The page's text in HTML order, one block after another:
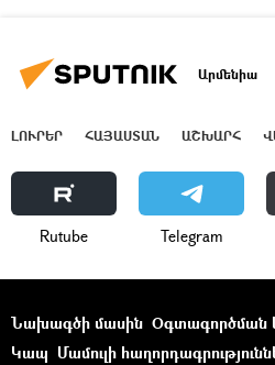
Արմենիա
ԼՈՒՐԵՐ ՀԱՅԱՍՏԱՆ ԱՇԽԱՐՀ
Rutube Telegram
Նախագծի մասին Օգտագործման
Կապ Մամուլի